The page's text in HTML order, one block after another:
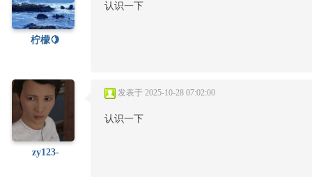
柠檬🍋
认识一下
zy123-
发表于 2025-10-28 07:02:00
认识一下